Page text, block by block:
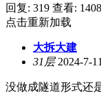
回复: 319 查看:
点击重新加载
大拆大建
31层2024-7-
没做成隧道形式还